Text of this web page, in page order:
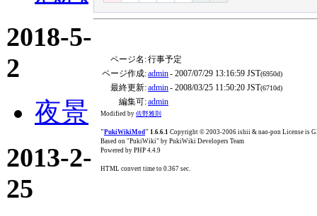
2018-5-
2
夜景
2013-2-
25
ページ名:行事予定
ページ作成:admin- 2007/07/29 13:16:59 JST(6950d)
最終更新:admin- 2008/03/25 11:50:20 JST(6710d)
編集可:admin
Modified by 佐野雅則
"PukiWikiMod" 1.6.6.1 Copyright © 2003-2006 ishii & nao-pon License is
Based on "PukiWiki" by PukiWiki Developers Team
Powered by PHP 4.4.9
HTML convert time to 0.367 sec.